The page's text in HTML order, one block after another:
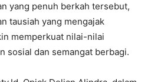
yang penuh berkah tersebut,
tausiah yang mengajak
memperkuat nilai-nilai
sosial dan semangat berbagi.